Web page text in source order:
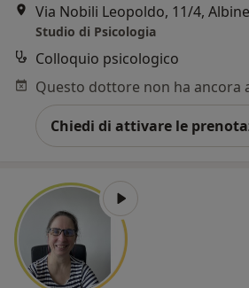
Via Nobili Leopoldo, 11/4,
Studio di Psicologia
Colloquio psicologico
Chiedi di attivare le